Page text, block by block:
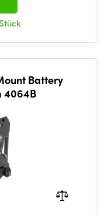
Battery
4064B